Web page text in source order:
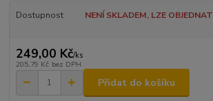
Dostupnost NENÍ SKLADEM, LZE OBJEDNAT
249,00 Kč/ks
205,79 Kč bez DPH
Přidat do košíku